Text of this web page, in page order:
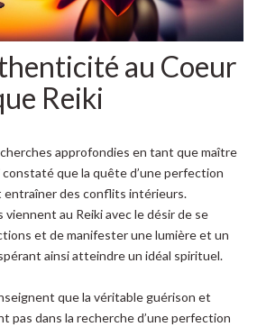
au Coeur
Reiki
approfondies en tant que maître
constaté que la quête d’une perfection
des conflits intérieurs.
au Reiki avec le désir de se
et de manifester une lumière et un
ainsi atteindre un idéal spirituel.
que la véritable guérison et
pas dans la recherche d’une perfection